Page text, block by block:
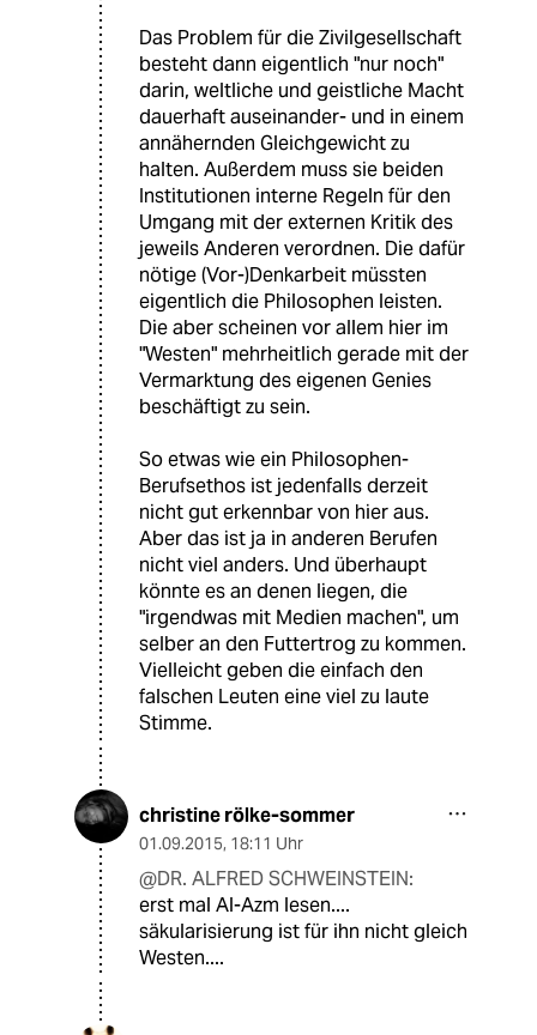
Das Problem für die Zivilgesellschaft
besteht dann eigentlich "nur noch"
darin, weltliche und geistliche Macht
dauerhaft auseinander- und in einem
annähernden Gleichgewicht zu
halten. Außerdem muss sie beiden
Institutionen interne Regeln für den
Umgang mit der externen Kritik des
jeweils Anderen verordnen. Die dafür
nötige (Vor-)Denkarbeit müssten
eigentlich die Philosophen leisten.
Die aber scheinen vor allem hier im
"Westen" mehrheitlich gerade mit der
Vermarktung des eigenen Genies
beschäftigt zu sein.
So etwas wie ein Philosophen-
Berufsethos ist jedenfalls derzeit
nicht gut erkennbar von hier aus.
Aber das ist ja in anderen Berufen
nicht viel anders. Und überhaupt
könnte es an denen liegen, die
"irgendwas mit Medien machen", um
selber an den Futtertrog zu kommen.
Vielleicht geben die einfach den
falschen Leuten eine viel zu laute
Stimme.
christine rölke-sommer
01.09.2015, 18:11 Uhr
@DR. ALFRED SCHWEINSTEIN:
erst mal Al-Azm lesen....
säkularisierung ist für ihn nicht gleich
Westen....